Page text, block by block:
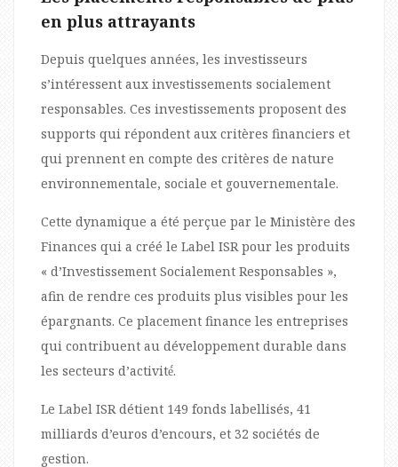
en plus attrayants
Depuis quelques années, les investisseurs
s’intéressent aux investissements socialement
responsables. Ces investissements proposent des
supports qui répondent aux critères financiers et
qui prennent en compte des critères de nature
environnementale, sociale et gouvernementale.
Cette dynamique a été perçue par le Ministère des
Finances qui a créé le Label ISR pour les produits
« d’Investissement Socialement Responsables »,
afin de rendre ces produits plus visibles pour les
épargnants. Ce placement finance les entreprises
qui contribuent au développement durable dans
les secteurs d’activité́.
Le Label ISR détient 149 fonds labellisés, 41
milliards d’euros d’encours, et 32 sociétés de
gestion.